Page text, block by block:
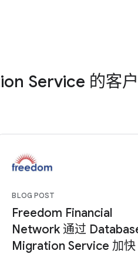
Service 的客
BLOG POST
Freedom Financial
Network 通过
Migration Service 加快